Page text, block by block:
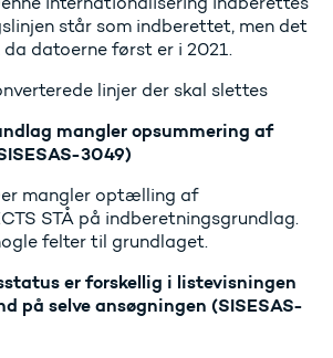
står som indberettet, men det
da datoerne først er i 2021.
linjer der skal slettes
mangler opsummering af
3049)
mangler optælling af
STÅ på indberetningsgrundlag.
felter til grundlaget.
er forskellig i listevisningen
på selve ansøgningen (SISESAS-